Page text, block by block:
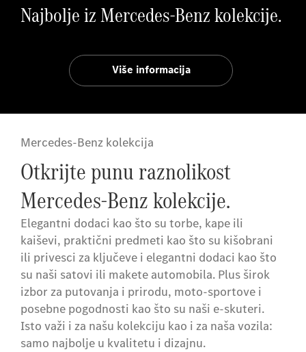
Najbolje iz Mercedes-Benz kolekcije.
Više informacija
Mercedes-Benz kolekcija
Otkrijte punu raznolikost
Mercedes-Benz kolekcije.
Elegantni dodaci kao što su torbe, kape ili
kaiševi, praktični predmeti kao što su kišobrani
ili privesci za ključeve i elegantni dodaci kao što
su naši satovi ili makete automobila. Plus širok
izbor za putovanja i prirodu, moto-sportove i
posebne pogodnosti kao što su naši e-skuteri.
Isto važi i za našu kolekciju kao i za naša vozila:
samo najbolje u kvalitetu i dizajnu.